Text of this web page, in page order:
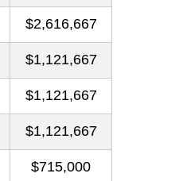
$2,616,667
$1,121,667
$1,121,667
$1,121,667
$715,000